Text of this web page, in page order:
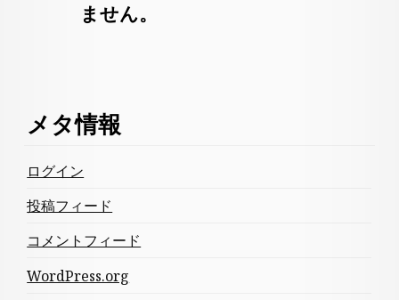
ません。
メタ情報
ログイン
投稿フィード
コメントフィード
WordPress.org